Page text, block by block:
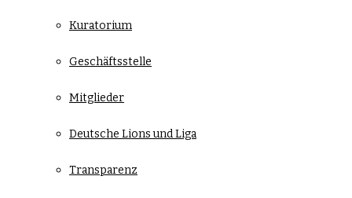
Kuratorium
Geschäftsstelle
Mitglieder
Deutsche Lions und Liga
Transparenz